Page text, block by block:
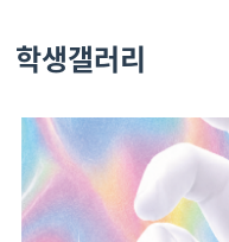
학생갤러리